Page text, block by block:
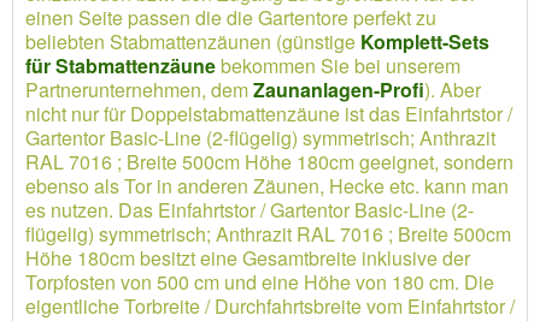
einen Seite passen die die Gartentore perfekt zu
beliebten Stabmattenzäunen (günstige Komplett-Sets
für Stabmattenzäunebekommen Sie bei unserem
Partnerunternehmen, demZaunanlagen-Profi). Aber
nicht nur für Doppelstabmattenzäune ist das Einfahrtstor /
Gartentor Basic-Line (2-flügelig) symmetrisch; Anthrazit
RAL 7016 ; Breite 500cm Höhe 180cm geeignet, sondern
ebenso als Tor in anderen Zäunen, Hecke etc. kann man
es nutzen. Das Einfahrtstor / Gartentor Basic-Line (2-
flügelig) symmetrisch; Anthrazit RAL 7016 ; Breite 500cm
Höhe 180cm besitzt eine Gesamtbreite inklusive der
Torpfosten von 500 cm und eine Höhe von 180 cm. Die
eigentliche Torbreite / Durchfahrtsbreite vom Einfahrtstor /